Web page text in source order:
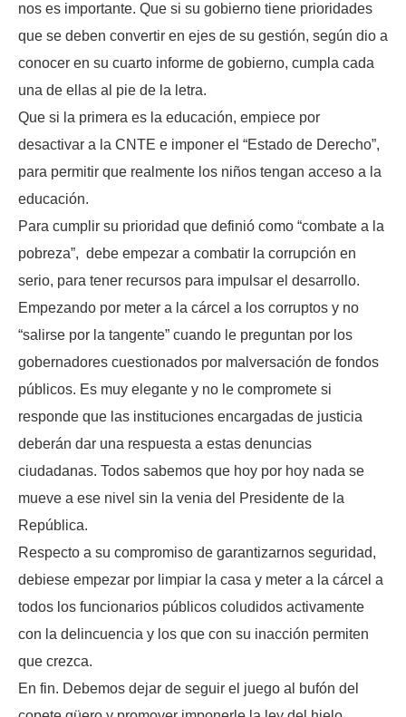
nos es importante. Que si su gobierno tiene prioridades
que se deben convertir en ejes de su gestión, según dio a
conocer en su cuarto informe de gobierno, cumpla cada
una de ellas al pie de la letra.
Que si la primera es la educación, empiece por
desactivar a la CNTE e imponer el “Estado de Derecho”,
para permitir que realmente los niños tengan acceso a la
educación.
Para cumplir su prioridad que definió como “combate a la
pobreza”, debe empezar a combatir la corrupción en
serio, para tener recursos para impulsar el desarrollo.
Empezando por meter a la cárcel a los corruptos y no
“salirse por la tangente” cuando le preguntan por los
gobernadores cuestionados por malversación de fondos
públicos. Es muy elegante y no le compromete si
responde que las instituciones encargadas de justicia
deberán dar una respuesta a estas denuncias
ciudadanas. Todos sabemos que hoy por hoy nada se
mueve a ese nivel sin la venia del Presidente de la
República.
Respecto a su compromiso de garantizarnos seguridad,
debiese empezar por limpiar la casa y meter a la cárcel a
todos los funcionarios públicos coludidos activamente
con la delincuencia y los que con su inacción permiten
que crezca.
En fin. Debemos dejar de seguir el juego al bufón del